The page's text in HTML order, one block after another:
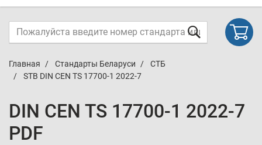
Главная Стандарты Беларуси
СТБ
STB DIN CEN TS 17700-1 2022-7
DIN CEN TS 17700-1 2022-7
PDF